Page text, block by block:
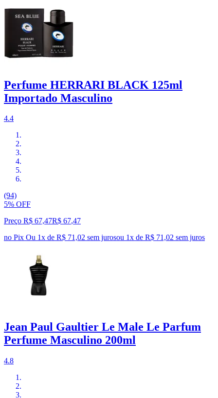
Perfume HERRARI BLACK 125ml
Importado Masculino
4.4
(94)
5% OFF
Preço R$ 67,47R$ 67,47
no Pix Ou 1x de R$ 71,02 sem jurosou 1x de R$ 71,02 sem juros
Jean Paul Gaultier Le Male Le Parfum
Perfume Masculino 200ml
4.8